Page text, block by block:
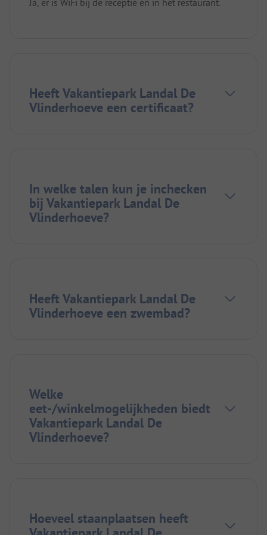
Ja, er is WiFi bij de receptie en in het restaurant.
Heeft Vakantiepark Landal De
Vlinderhoeve een certificaat?
In welke talen kun je inchecken
bij Vakantiepark Landal De
Vlinderhoeve?
Heeft Vakantiepark Landal De
Vlinderhoeve een zwembad?
Welke
eet-/winkelmogelijkheden biedt
Vakantiepark Landal De
Vlinderhoeve?
Hoeveel staanplaatsen heeft